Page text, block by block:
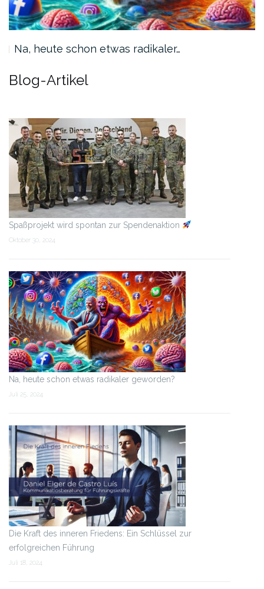
Na, heute schon etwas radikaler…
Blog-Artikel
Spaßprojekt wird spontan zur Spendenaktion
Oktober 30, 2024
Na, heute schon etwas radikaler geworden?
Juli 25, 2024
Die Kraft des inneren Friedens: Ein Schlüssel zur
erfolgreichen Führung
Juli 18, 2024